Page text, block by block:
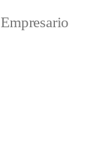
Empresario